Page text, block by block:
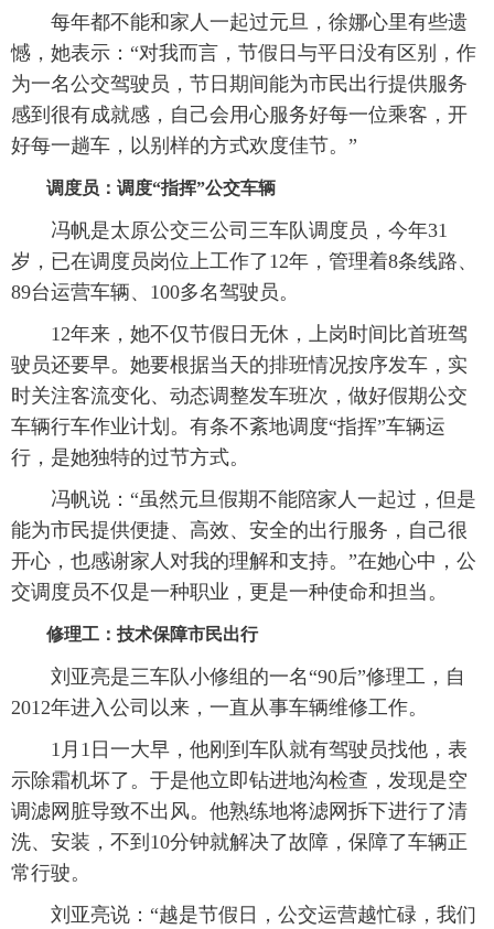
每年都不能和家人一起过元旦，徐娜心里有些遗
憾，她表示：“对我而言，节假日与平日没有区别，作
为一名公交驾驶员，节日期间能为市民出行提供服务
感到很有成就感，自己会用心服务好每一位乘客，开
好每一趟车，以别样的方式欢度佳节。”
调度员：调度“指挥”公交车辆
冯帆是太原公交三公司三车队调度员，今年31
岁，已在调度员岗位上工作了12年，管理着8条线路、
89台运营车辆、100多名驾驶员。
12年来，她不仅节假日无休，上岗时间比首班驾
驶员还要早。她要根据当天的排班情况按序发车，实
时关注客流变化、动态调整发车班次，做好假期公交
车辆行车作业计划。有条不紊地调度“指挥”车辆运
行，是她独特的过节方式。
冯帆说：“虽然元旦假期不能陪家人一起过，但是
能为市民提供便捷、高效、安全的出行服务，自己很
开心，也感谢家人对我的理解和支持。”在她心中，公
交调度员不仅是一种职业，更是一种使命和担当。
修理工：技术保障市民出行
刘亚亮是三车队小修组的一名“90后”修理工，自
2012年进入公司以来，一直从事车辆维修工作。
1月1日一大早，他刚到车队就有驾驶员找他，表
示除霜机坏了。于是他立即钻进地沟检查，发现是空
调滤网脏导致不出风。他熟练地将滤网拆下进行了清
洗、安装，不到10分钟就解决了故障，保障了车辆正
常行驶。
刘亚亮说：“越是节假日，公交运营越忙碌，我们